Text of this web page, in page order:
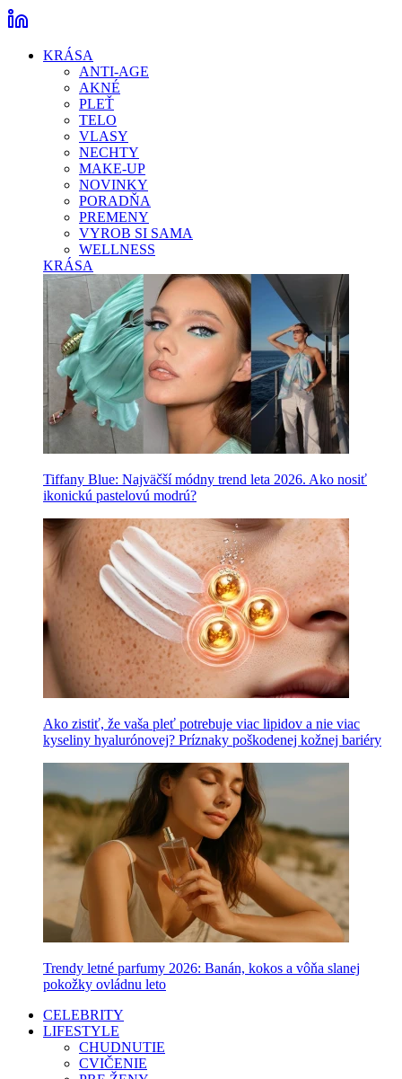
KRÁSA
ANTI-AGE
AKNÉ
PLEŤ
TELO
VLASY
NECHTY
MAKE-UP
NOVINKY
PORADŇA
PREMENY
VYROB SI SAMA
WELLNESS
KRÁSA
Tiffany Blue: Najväčší módny trend leta 2026. Ako nosiť
ikonickú pastelovú modrú?
Ako zistiť, že vaša pleť potrebuje viac lipidov a nie viac
kyseliny hyalurónovej? Príznaky poškodenej kožnej bariéry
Trendy letné parfumy 2026: Banán, kokos a vôňa slanej
pokožky ovládnu leto
CELEBRITY
LIFESTYLE
CHUDNUTIE
CVIČENIE